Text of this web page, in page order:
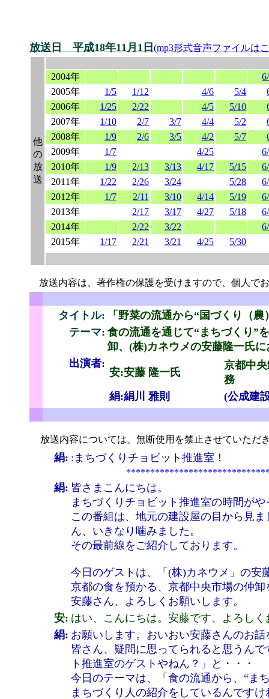
放送日 平成18年11月1日 (mp3形式音声ファイルは
他
の
放
送
2004年
2005年
1/5 1/12 4/6 5/4
2006年
1/25 2/22 4/5 5/10
2007年
1/10 2/7 3/7 4/4 5/2
2008年
1/9 2/6 3/5 4/2 5/7
2009年
1/7 4/25
2010年
1/9 2/13 3/13 4/17 5/15
2011年
1/22 2/26 3/24 5/28
2012年
1/7 2/11 3/10 4/14 5/19
2013年
2/17 3/17 4/27 5/18
2014年
2/22 3/22
2015年
1/17 2/21 3/21 4/25 5/30
放送内容は、著作権の保護を受けますので、個人で
タイトル:
「野菜の流通から“国づくり（
テーマ: 食の流通を通じて“まちづくり”
卸、(株)カネウメの安藤隆一氏
出演者:
安:安藤 隆一氏
京都中
務
絹:絹川 雅則
(公成建
放送内容については、無断使用を禁止させていただ
絹: :まちづくりチョビット推進室！
絹: 皆さまこんにちは。
まちづくりチョビット推進室の時間が
この番組は、地元の建設屋の目から見
ん、いきなり噛みました。
その最前線をご紹介しております。
今日のゲストは、「(株)カネウメ」の安
京都の食を預かる、京都中央市場の仲
安藤さん、よろしくお願いします。
安: はい、こんにちは。安藤です、よろし
絹: お願いします。おいおい安藤さんのお
皆さん、疑問に思ってられると思うん
ト推進室のゲストやねん？」と・・・
今日のテーマは、「食の流通から、“ま
まちづくり人の紹介をしているんです